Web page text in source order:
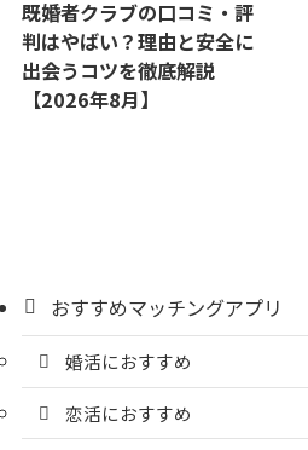
既婚者クラブの口コミ・評
判はやばい？理由と安全に
出会うコツを徹底解説
【2026年8月】
おすすめマッチングアプリ
婚活におすすめ
恋活におすすめ